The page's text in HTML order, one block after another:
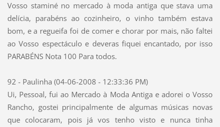
Vosso staminé no mercado à moda antiga que stava uma
delícia, parabéns ao cozinheiro, o vinho também estava
bom, e a regueifa foi de comer e chorar por mais, não faltei
ao Vosso espectáculo e deveras fiquei encantado, por isso
PARABÉNS Nota 100 Para todos.
92 - Paulinha (04-06-2008 - 12:33:36 PM)
Ui, Pessoal, fui ao Mercado à Moda Antiga e adorei o Vosso
Rancho, gostei principalmente de algumas músicas novas
que colocaram, pois já vos tenho visto e nunca tinha